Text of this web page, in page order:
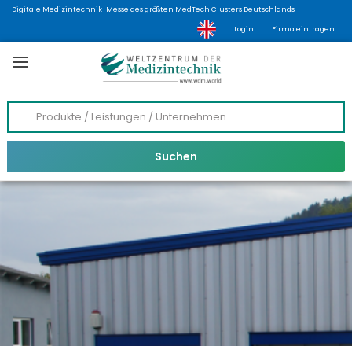
Digitale Medizintechnik-Messe des größten MedTech Clusters Deutschlands
Login Firma eintragen